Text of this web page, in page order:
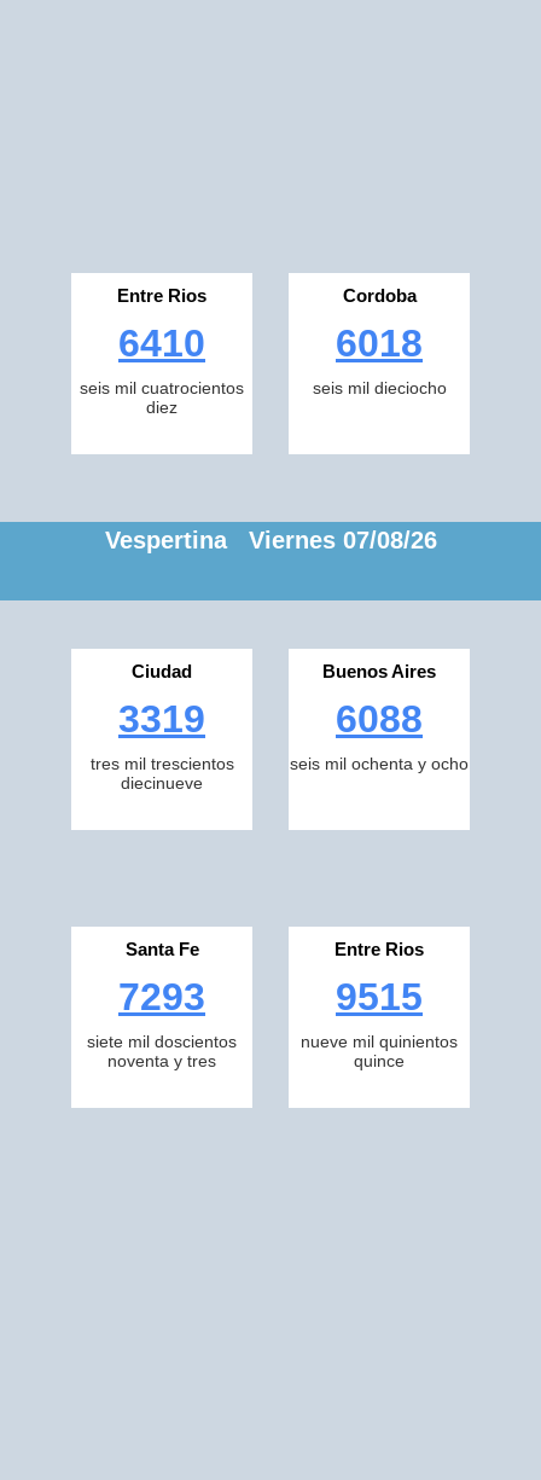
Entre Rios
6410
seis mil cuatrocientos
diez
Cordoba
6018
seis mil dieciocho
Vespertina Viernes 07/08/26
Ciudad
3319
tres mil trescientos
diecinueve
Buenos Aires
6088
seis mil ochenta y ocho
Santa Fe
7293
siete mil doscientos
noventa y tres
Entre Rios
9515
nueve mil quinientos
quince